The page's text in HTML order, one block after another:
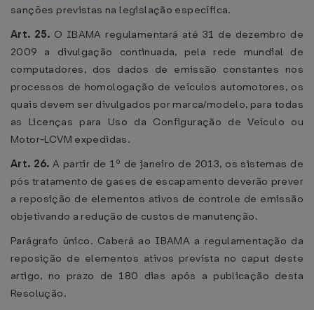
sanções previstas na legislação específica.
Art. 25. O IBAMA regulamentará até 31 de dezembro de
2009 a divulgação continuada, pela rede mundial de
computadores, dos dados de emissão constantes nos
processos de homologação de veículos automotores, os
quais devem ser divulgados por marca/modelo, para todas
as Licenças para Uso da Configuração de Veículo ou
Motor-LCVM expedidas.
Art. 26. A partir de 1º de janeiro de 2013, os sistemas de
pós tratamento de gases de escapamento deverão prever
a reposição de elementos ativos de controle de emissão
objetivando a redução de custos de manutenção.
Parágrafo único. Caberá ao IBAMA a regulamentação da
reposição de elementos ativos prevista no caput deste
artigo, no prazo de 180 dias após a publicação desta
Resolução.